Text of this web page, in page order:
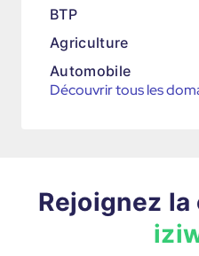
BTP
Agriculture
Automobile
Découvrir tous les
Rejoignez